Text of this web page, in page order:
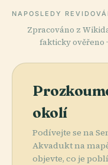
NAPOSLEDY
Zpracováno z
fakticky ověřeno ·
okolí
Podívejte se na
Akvadukt na
objevte, co je